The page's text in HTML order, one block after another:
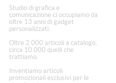
Studio di grafica e
comunicazione ci occupiamo da
oltre 13 anni di gadget
personalizzati.
Oltre 2.000 articoli a catalogo,
circa 10.000 quelli che
trattiamo.
Inventiamo articoli
promozionali esclusivi per le